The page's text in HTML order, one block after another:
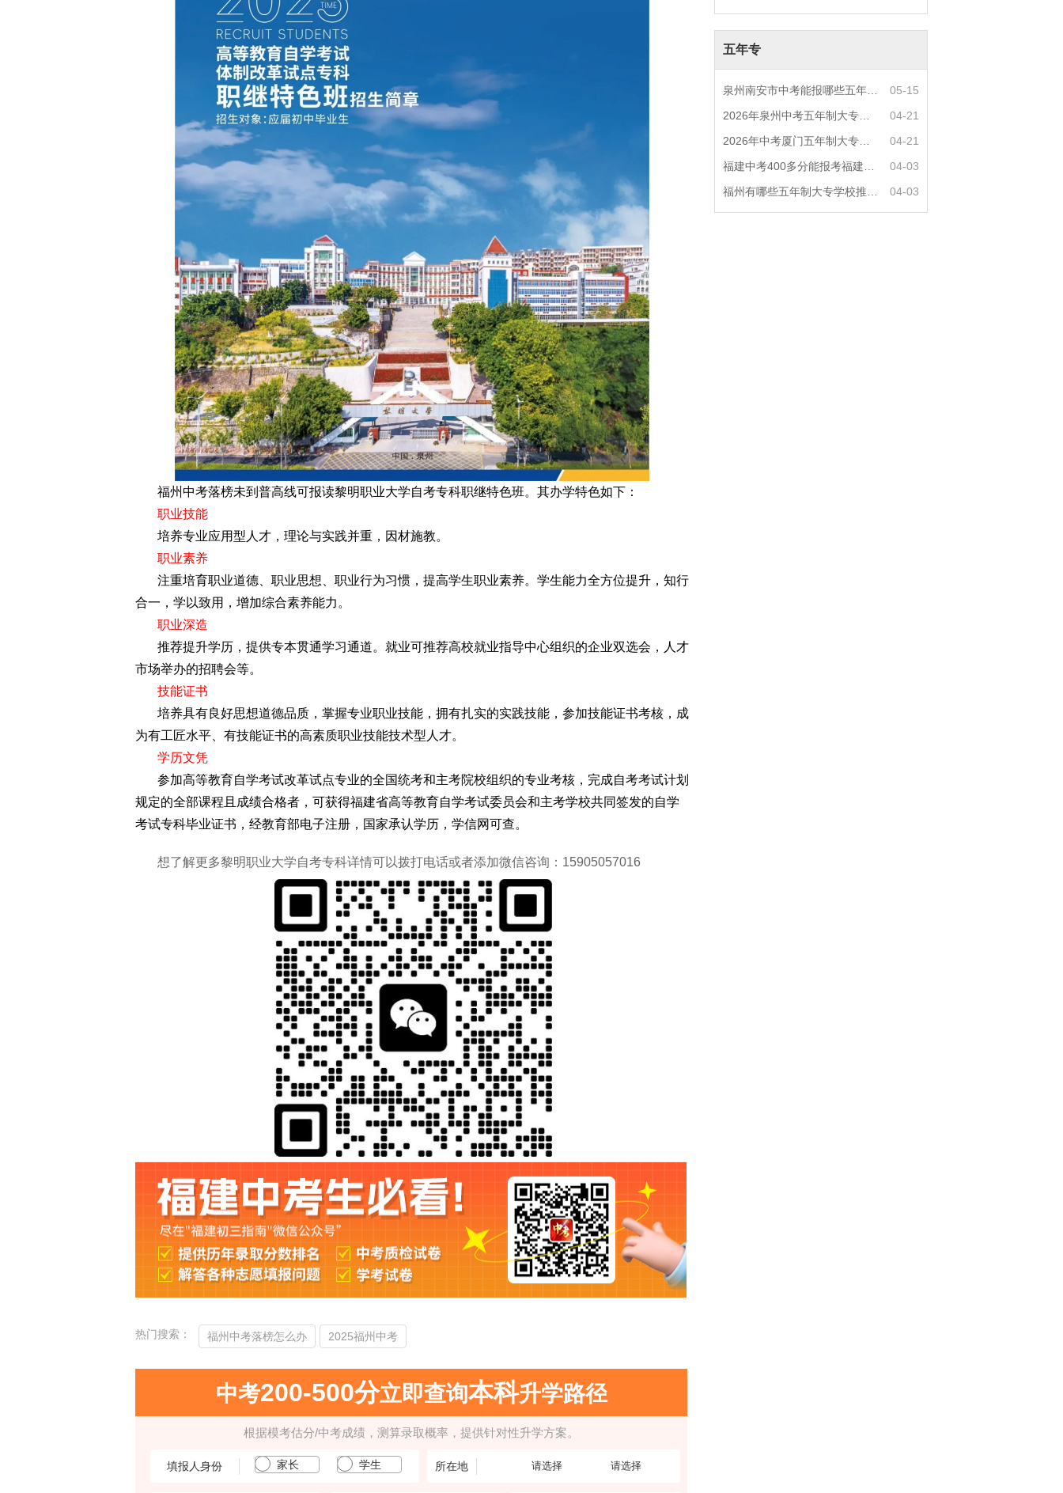
福州中考落榜未到普高线可报读黎明职业大学自考专科职继特色班。其办学特色如下：
职业技能
培养专业应用型人才，理论与实践并重，因材施教。
职业素养
注重培育职业道德、职业思想、职业行为习惯，提高学生职业素养。学生能力全方位提升，知行
合一，学以致用，增加综合素养能力。
职业深造
推荐提升学历，提供专本贯通学习通道。就业可推荐高校就业指导中心组织的企业双选会，人才
市场举办的招聘会等。
技能证书
培养具有良好思想道德品质，掌握专业职业技能，拥有扎实的实践技能，参加技能证书考核，成
为有工匠水平、有技能证书的高素质职业技能技术型人才。
学历文凭
参加高等教育自学考试改革试点专业的全国统考和主考院校组织的专业考核，完成自考考试计划
规定的全部课程且成绩合格者，可获得福建省高等教育自学考试委员会和主考学校共同签发的自学
考试专科毕业证书，经教育部电子注册，国家承认学历，学信网可查。
想了解更多黎明职业大学自考专科详情可以拨打电话或者添加微信咨询：15905057016
热门搜索： 福州中考落榜怎么办 2025福州中考
中考200-500分立即查询本科升学路径
根据模考估分/中考成绩，测算录取概率，提供针对性升学方案。
填报人身份 家长 学生 所在地
五年专
05-15
04-21
04-21
04-03
04-03